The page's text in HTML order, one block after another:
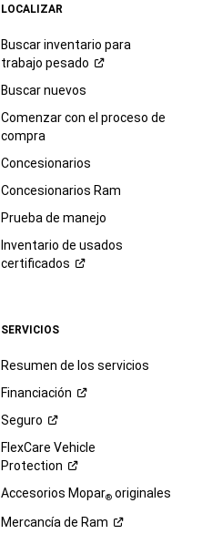
LOCALIZAR
Buscar inventario para
trabajo pesado
Buscar nuevos
Comenzar con el proceso de
compra
Concesionarios
Concesionarios Ram
Prueba de manejo
Inventario de usados
certificados
SERVICIOS
Resumen de los servicios
Financiación
Seguro
FlexCare Vehicle
Protection
Accesorios Mopar®originales
Mercancía de Ram